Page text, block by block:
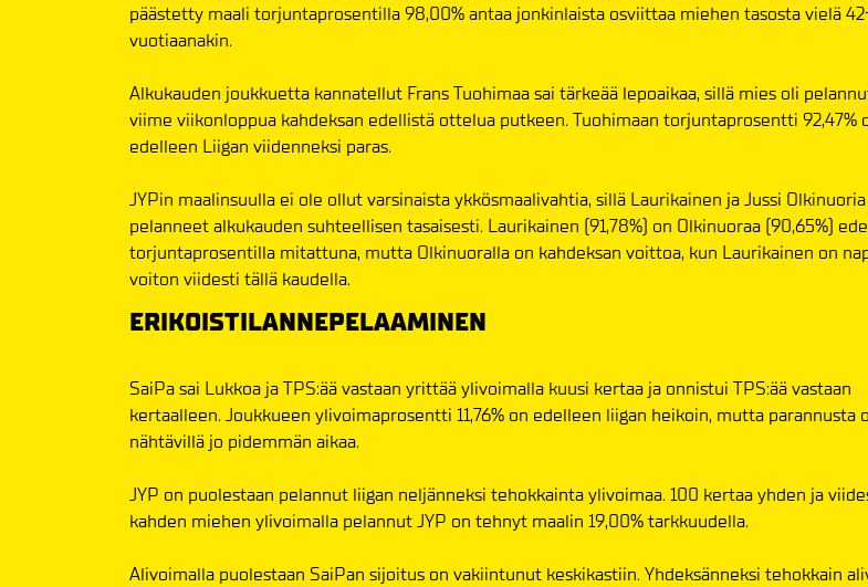
päästetty maali torjuntaprosentilla 98,00% antaa jonkinlaista osviittaa miehen tasosta vielä
vuotiaanakin.
Alkukauden joukkuetta kannatellut Frans Tuohimaa sai tärkeää lepoaikaa, sillä mies oli
viime viikonloppua kahdeksan edellistä ottelua putkeen. Tuohimaan torjuntaprosentti 92,47%
edelleen Liigan viidenneksi paras.
JYPin maalinsuulla ei ole ollut varsinaista ykkösmaalivahtia, sillä Laurikainen ja Jussi
pelanneet alkukauden suhteellisen tasaisesti. Laurikainen (91,78%) on Olkinuoraa (90,65%)
torjuntaprosentilla mitattuna, mutta Olkinuoralla on kahdeksan voittoa, kun Laurikainen on
voiton viidesti tällä kaudella.
ERIKOISTILANNEPELAAMINEN
SaiPa sai Lukkoa ja TPS:ää vastaan yrittää ylivoimalla kuusi kertaa ja onnistui TPS:ää vastaan
kertaalleen. Joukkueen ylivoimaprosentti 11,76% on edelleen liigan heikoin, mutta parannusta
nähtävillä jo pidemmän aikaa.
JYP on puolestaan pelannut liigan neljänneksi tehokkainta ylivoimaa. 100 kertaa yhden ja
kahden miehen ylivoimalla pelannut JYP on tehnyt maalin 19,00% tarkkuudella.
Alivoimalla puolestaan SaiPan sijoitus on vakiintunut keskikastiin. Yhdeksänneksi tehokkain